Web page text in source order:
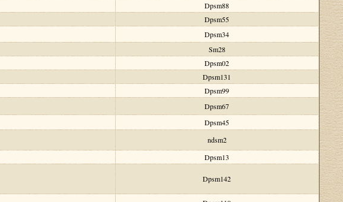
Dpsm88
Dpsm55
Dpsm34
Sm28
Dpsm02
Dpsm131
Dpsm99
Dpsm67
Dpsm45
ndsm2
Dpsm13
Dpsm142